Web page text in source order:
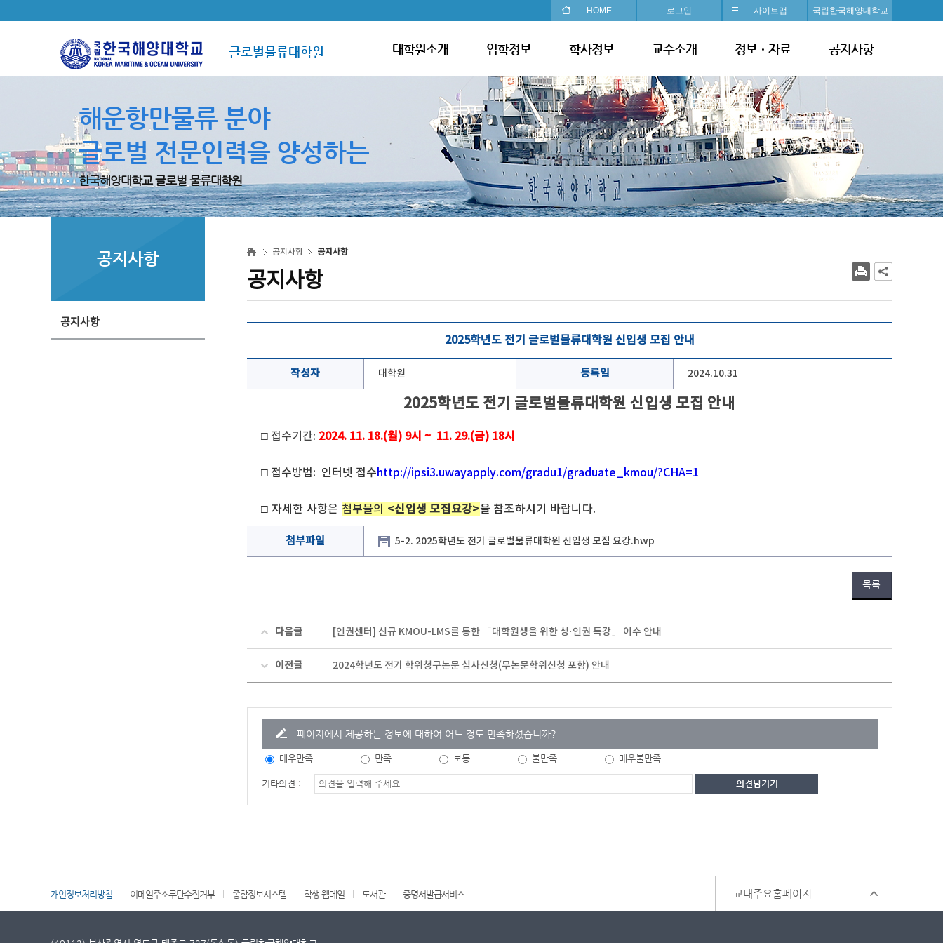
글로벌물류대학원
HOME 로그인 사이트맵 국립한국해양대학교
대학원소개 입학정보 학사정보 교수소개 정보ㆍ자료 공지사항
해운항만물류 분야
글로벌 전문인력을 양성하는
한국해양대학교 글로벌 물류대학원
공지사항
공지사항
공지사항 공지사항
공지사항
2025학년도 전기 글로벌물류대학원 신입생 모집 안내
작성자 대학원 등록일 2024.10.31
2025학년도 전기 글로벌물류대학원 신입생 모집 안내
□ 접수기간: 2024. 11. 18.(월) 9시 ~ 11. 29.(금) 18시
□ 접수방법: 인터넷 접수 http://ipsi3.uwayapply.com/gradu1/graduate_kmou/?CHA=1
□ 자세한 사항은 첨부물의 <신입생 모집요강>을 참조하시기 바랍니다.
첨부파일 5-2. 2025학년도 전기 글로벌물류대학원 신입생 모집 요강.hwp
목록
다음글 [인권센터] 신규 KMOU-LMS를 통한 「대학원생을 위한 성·인권 특강」 이수 안내
이전글 2024학년도 전기 학위청구논문 심사신청(무논문학위신청 포함) 안내
페이지에서 제공하는 정보에 대하여 어느 정도 만족하셨습니까?
매우만족 만족 보통 불만족 매우불만족
기타의견 :
개인정보처리방침 이메일주소무단수집거부 종합정보시스템 학생 웹메일 도서관 증명서발급서비스 교내주요홈페이지